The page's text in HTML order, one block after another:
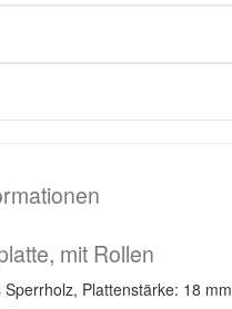
mit Rollen
Sperrholz, Plattenstärke: 18 mm